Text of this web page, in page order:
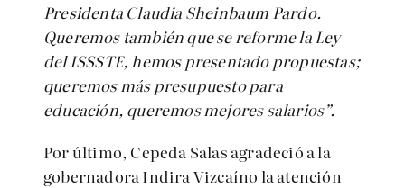
Presidenta Claudia Sheinbaum Pardo.
Queremos también que se reforme la Ley
del ISSSTE, hemos presentado propuestas;
queremos más presupuesto para
educación, queremos mejores salarios”.
Por último, Cepeda Salas agradeció a la
gobernadora Indira Vizcaíno la atención